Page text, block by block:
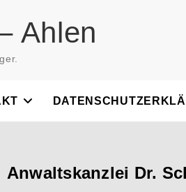
Ahlen
Anwaltskanzlei Dr.